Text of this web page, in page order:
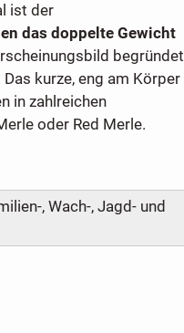
ist der
das doppelte Gewicht
begründet
kurze, eng am Körper
in zahlreichen
oder Red Merle.
, Wach-, Jagd- und